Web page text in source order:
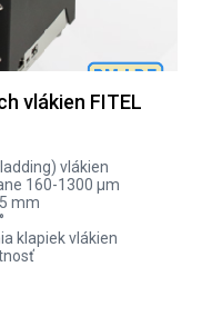
vlákien FITEL
vlákien
160-1300 µm
mm
klapiek vlákien